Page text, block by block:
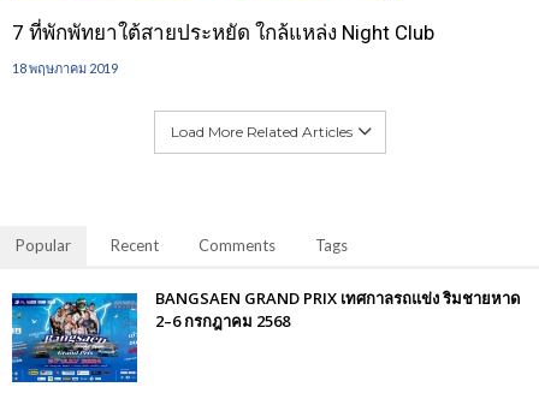
7 ที่พักพัทยาใต้สายประหยัด ใกล้แหล่ง Night Club
18 พฤษภาคม 2019
Load More Related Articles
Popular Recent Comments Tags
BANGSAEN GRAND PRIX เทศกาลรถแข่ง ริมชายหาด
2–6 กรกฎาคม 2568